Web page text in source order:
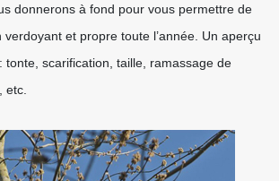
donnerons à fond pour vous permettre de
verdoyant et propre toute l’année. Un aperçu
tonte, scarification, taille, ramassage de
etc.